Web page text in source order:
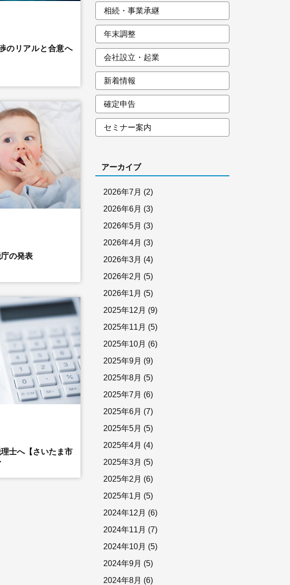
のリアルと合意へ
の発表
士へ【さいたま市
相続・事業承継
年末調整
会社設立・起業
新着情報
確定申告
セミナー案内
アーカイブ
2026年7月 (2)
2026年6月 (3)
2026年5月 (3)
2026年4月 (3)
2026年3月 (4)
2026年2月 (5)
2026年1月 (5)
2025年12月 (9)
2025年11月 (5)
2025年10月 (6)
2025年9月 (9)
2025年8月 (5)
2025年7月 (6)
2025年6月 (7)
2025年5月 (5)
2025年4月 (4)
2025年3月 (5)
2025年2月 (6)
2025年1月 (5)
2024年12月 (6)
2024年11月 (7)
2024年10月 (5)
2024年9月 (5)
2024年8月 (6)